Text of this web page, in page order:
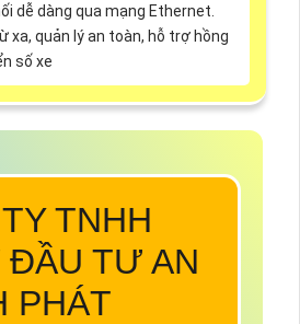
dễ dàng qua mạng Ethernet.
xa, quản lý an toàn, hỗ trợ hồng
số xe
TNHH
ĐẦU TƯ AN
PHÁT